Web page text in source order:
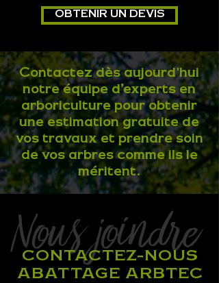
OBTENIR UN DEVIS
Contactez dès aujourd'hui
notre équipe d’experts en
arboriculture pour obtenir
une estimation gratuite de
vos travaux et prendre soin
de vos arbres comme ils le
méritent.
Nous joindre
CONTACTEZ-NOUS
ABATTAGE ARBTEC